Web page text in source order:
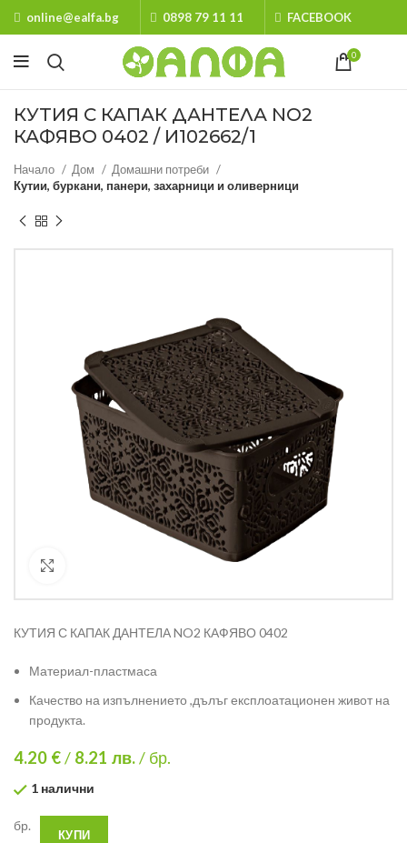
online@ealfa.bg 0898 79 11 11 FACEBOOK
0
КУТИЯ С КАПАК ДАНТЕЛА NO2
КАФЯВО 0402 / И102662/1
Начало Дом
Домашни потреби
Кутии, буркани, панери, захарници и оливерници
КУТИЯ С КАПАК ДАНТЕЛА NO2 КАФЯВО 0402
Материал-пластмаса
Качество на изпълнението ,дълъг експлоатационен живот на
продукта.
4.20 €/ 8.21 лв./ бр.
1 налични
бр.
КУПИ